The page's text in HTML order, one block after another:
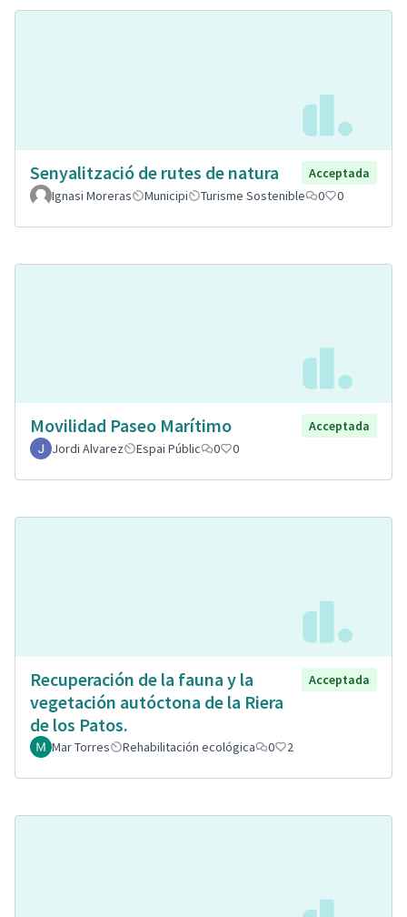
Senyalització de rutes de natura
Acceptada
Ignasi Moreras
Municipi Turisme Sostenible 0 0
Movilidad Paseo Marítimo
Acceptada
Jordi Alvarez
Espai Públic 0 0
Recuperación de la fauna y la
vegetación autóctona de la Riera
de los Patos.
Acceptada
Mar Torres Rehabilitación ecológica 0 2